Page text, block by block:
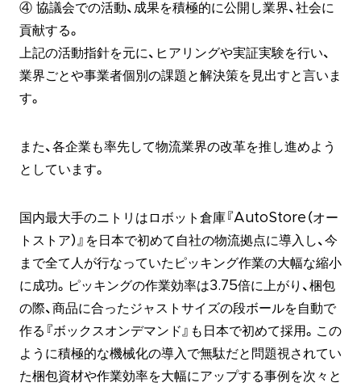
④ 協議会での活動、成果を積極的に公開し業界、社会に
貢献する。
上記の活動指針を元に、ヒアリングや実証実験を行い、
業界ごとや事業者個別の課題と解決策を見出すと言いま
す。
また、各企業も率先して物流業界の改革を推し進めよう
としています。
国内最大手のニトリはロボット倉庫『AutoStore（オー
トストア）』を日本で初めて自社の物流拠点に導入し、今
まで全て人が行なっていたピッキング作業の大幅な縮小
に成功。ピッキングの作業効率は3.75倍に上がり、梱包
の際、商品に合ったジャストサイズの段ボールを自動で
作る『ボックスオンデマンド』も日本で初めて採用。この
ように積極的な機械化の導入で無駄だと問題視されてい
た梱包資材や作業効率を大幅にアップする事例を次々と